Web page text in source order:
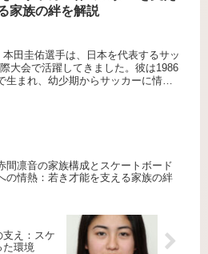
家族の絆を解説
田圭佑選手は、日本を代表するサッ
大会で活躍してきました。彼は1986
まれ、幼少期からサッカーに情熱
間凛音の家族構成とスケートボード
の情熱：若き才能を支える家族の絆
え：スケ
た環境